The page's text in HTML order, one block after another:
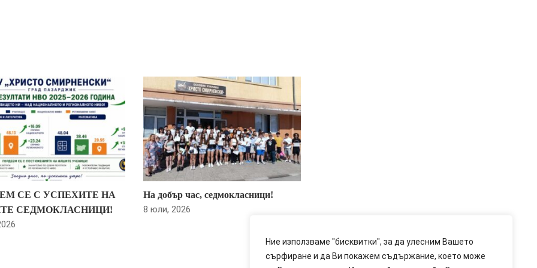
Ние използваме "бисквитки", за да улесним Вашето
сърфиране и да Ви покажем съдържание, което може
СЕ С УСПЕХИТЕ НА
СЕДМОКЛАСНИЦИ!
На добър час, седмокласници!
8 юли, 2026